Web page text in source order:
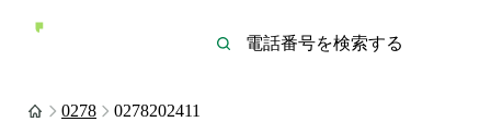
0278 0278202411